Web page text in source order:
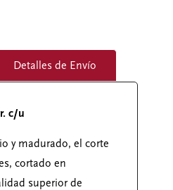
Detalles de Envío
c/u
y madurado, el corte
cortado en
superior de